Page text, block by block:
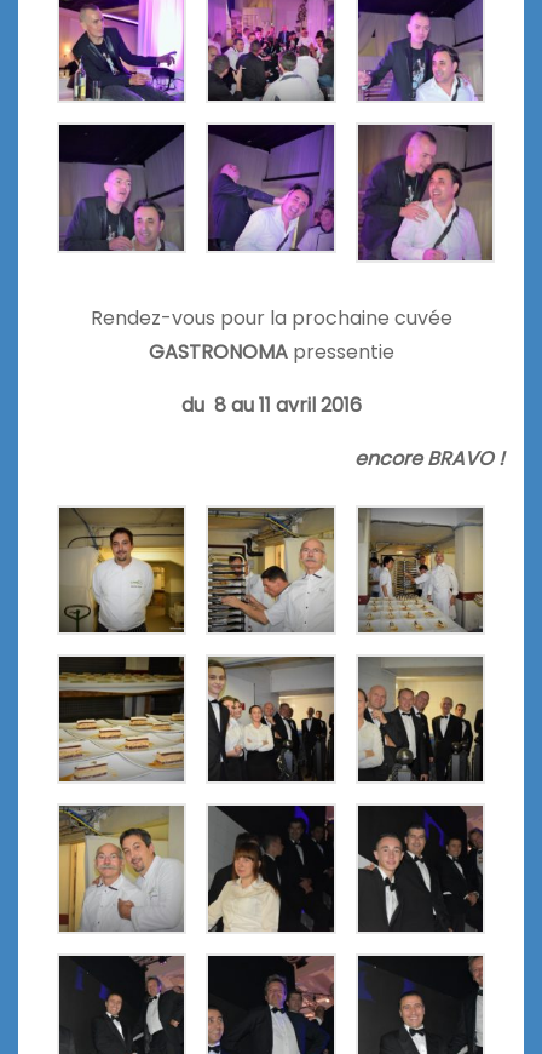
Rendez-vous pour la prochaine cuvée
GASTRONOMApressentie
du 8 au 11 avril 2016
encore BRAVO !